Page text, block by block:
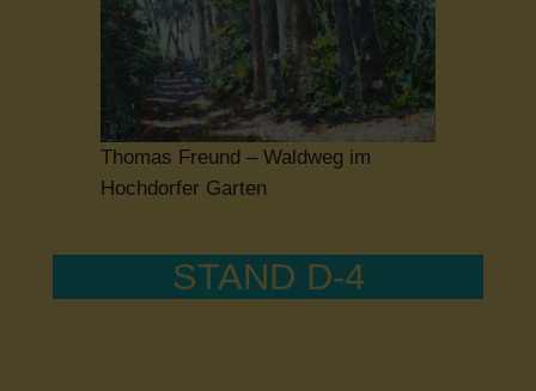
Thomas Freund – Waldweg im
Hochdorfer Garten
STAND D-4